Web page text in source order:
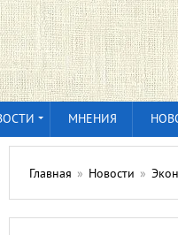
МНЕНИЯ
Главная » Новости »